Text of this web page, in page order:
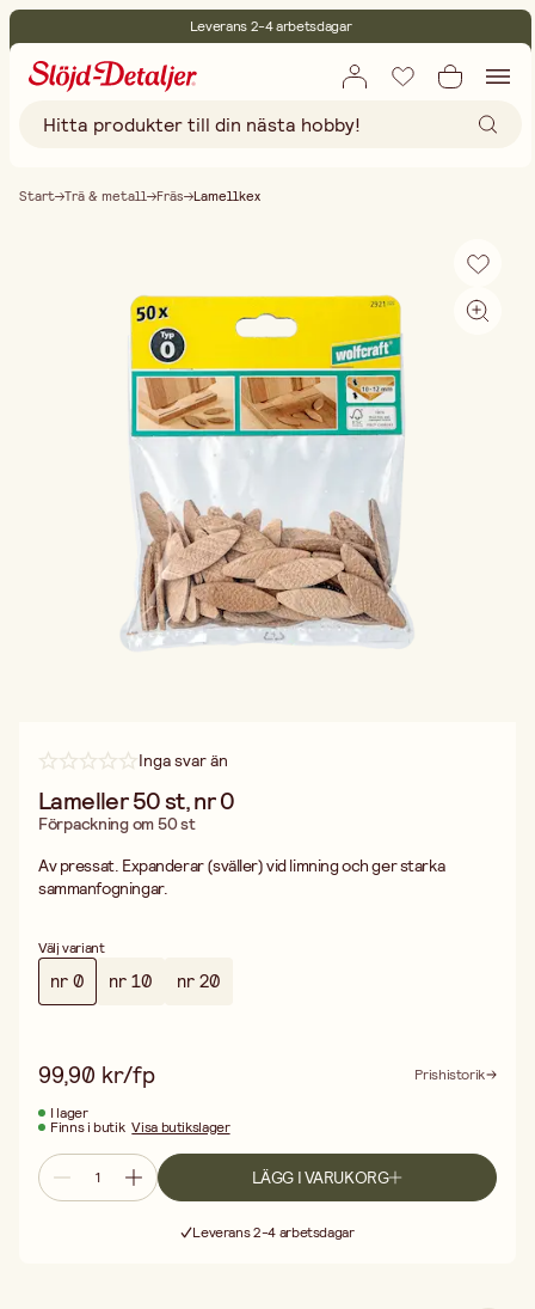
Leverans 2-4 arbetsdagar
Fri frakt vid köp över 499:-
Start Trä & metall Fräs Lamellkex
Inga svar än
Lameller 50 st, nr 0
Förpackning om 50 st
Av pressat. Expanderar (sväller) vid limning och ger starka
sammanfogningar.
Välj variant
nr 0 nr 10 nr 20
99,90 kr/fp
Prishistorik
I lager
Finns i butik Visa butikslager
LÄGG I VARUKORG
Leverans 2-4 arbetsdagar